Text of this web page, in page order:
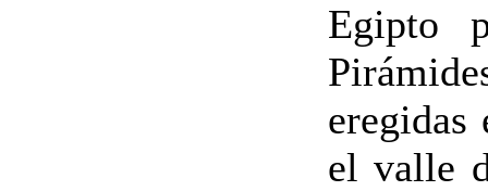
Egipto
el valle